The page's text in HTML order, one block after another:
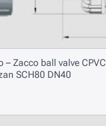
– Zacco ball valve CPVC
SCH80 DN40